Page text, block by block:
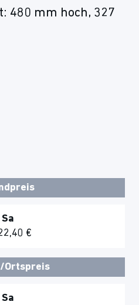
480 mm hoch, 327
Sa
€
Ortspreis
Sa